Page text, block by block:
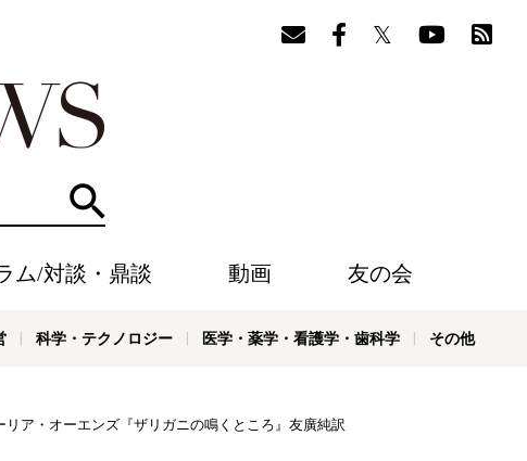
検索
ム/対談・鼎談 動画 友の会
科学・テクノロジー 医学・薬学・看護学・歯科学 その他
ア・オーエンズ『ザリガニの鳴くところ』友廣純訳